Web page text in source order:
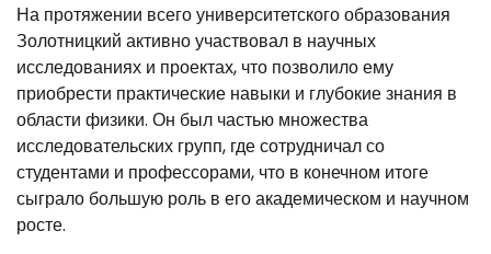
На протяжении всего университетского образования
Золотницкий активно участвовал в научных
исследованиях и проектах, что позволило ему
приобрести практические навыки и глубокие знания в
области физики. Он был частью множества
исследовательских групп, где сотрудничал со
студентами и профессорами, что в конечном итоге
сыграло большую роль в его академическом и научном
росте.